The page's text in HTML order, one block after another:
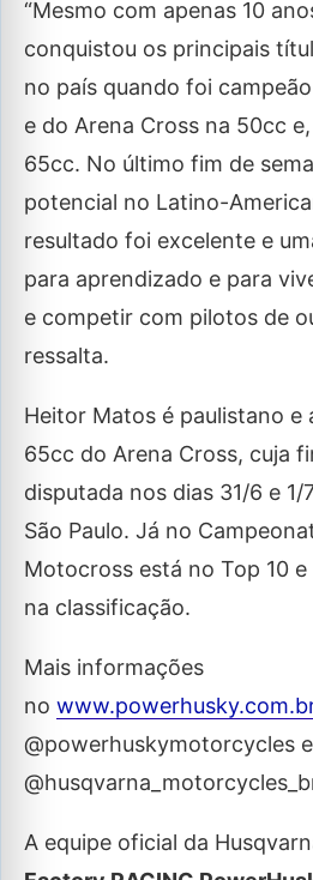
“Mesmo com apenas 10
conquistou os principais
no país quando foi
e do Arena Cross na 50cc
65cc. No último fim de
potencial no Latino-
resultado foi excelente e
para aprendizado e para
e competir com pilotos de
ressalta.
Heitor Matos é paulistano e
65cc do Arena Cross, cuja
disputada nos dias 31/6 e 1/
São Paulo. Já no
Motocross está no Top 10
na classificação.
Mais informações
no
@powerhuskymotorcycles e
A equipe oficial da